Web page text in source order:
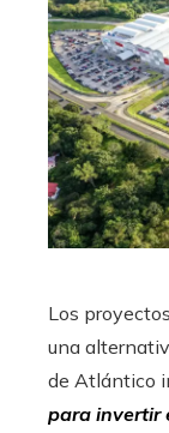
Los
una
de Atlántico
para invertir